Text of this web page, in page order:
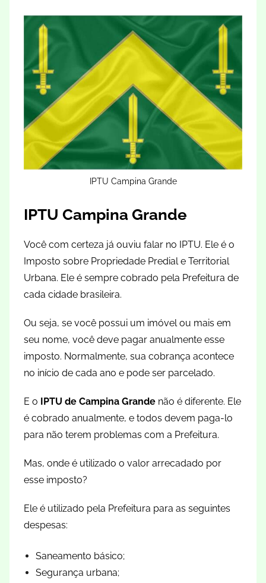
IPTU Campina Grande
IPTU Campina Grande
Você com certeza já ouviu falar no IPTU. Ele é o
Imposto sobre Propriedade Predial e Territorial
Urbana. Ele é sempre cobrado pela Prefeitura de
cada cidade brasileira.
Ou seja, se você possui um imóvel ou mais em
seu nome, você deve pagar anualmente esse
imposto. Normalmente, sua cobrança acontece
no início de cada ano e pode ser parcelado.
E o IPTU de Campina Grande não é diferente. Ele
é cobrado anualmente, e todos devem paga-lo
para não terem problemas com a Prefeitura.
Mas, onde é utilizado o valor arrecadado por
esse imposto?
Ele é utilizado pela Prefeitura para as seguintes
despesas:
Saneamento básico;
Segurança urbana;